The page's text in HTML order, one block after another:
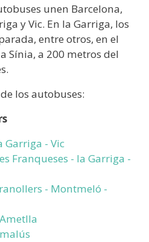
unen Barcelona,
y Vic. En la Garriga, los
entre otros, en el
Sínia, a 200 metros del
los autobuses:
Garriga - Vic
Franqueses - la Garriga -
- Montmeló -